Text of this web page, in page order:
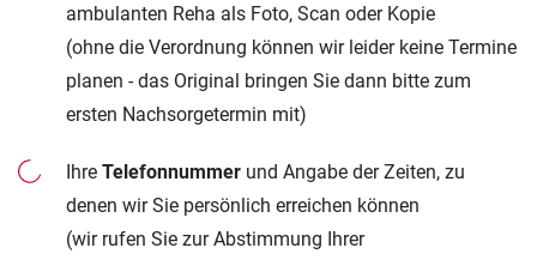
ambulanten Reha als Foto, Scan oder Kopie
(ohne die Verordnung können wir leider keine Termine
planen - das Original bringen Sie dann bitte zum
ersten Nachsorgetermin mit)
Ihre Telefonnummer und Angabe der Zeiten, zu
denen wir Sie persönlich erreichen können
(wir rufen Sie zur Abstimmung Ihrer